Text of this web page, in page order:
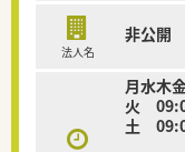
法人名
非公開
月水木
火
土